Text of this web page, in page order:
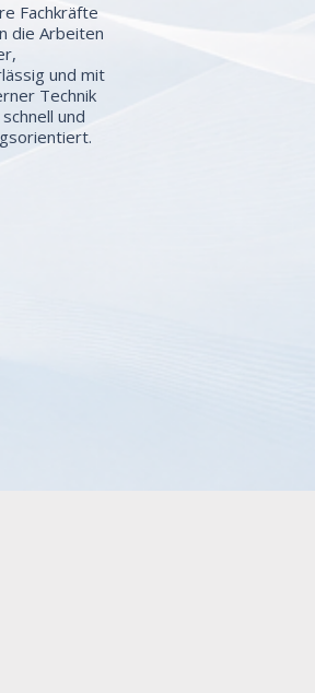
Fachkräfte
die Arbeiten
und mit
Technik
und